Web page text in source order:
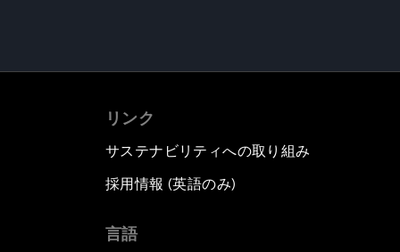
リンク
サステナビリティへの取り組み
採用情報 (英語のみ)
言語